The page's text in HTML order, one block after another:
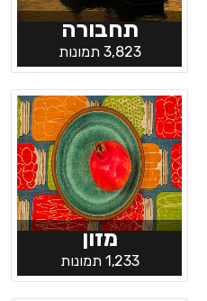
תחבורה
3,823 תמונות
מזון
1,233 תמונות